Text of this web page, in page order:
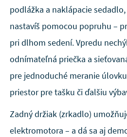
podlážka a naklápacie
nastavíš pomocou popruhu –
pri dlhom sedení. Vpredu
odnímateľná priečka a
pre jednoduché meranie
priestor pre tašku či ďalšiu
Zadný držiak (zrkadlo)
elektromotora – a dá sa aj